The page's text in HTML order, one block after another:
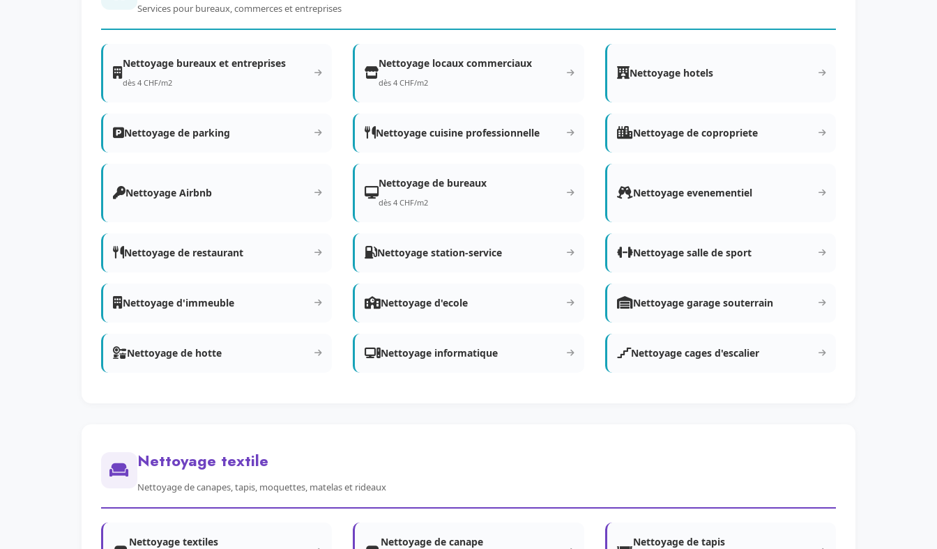
Services pour bureaux, commerces et entreprises
Nettoyage bureaux et entreprises
dès 4 CHF/m2
Nettoyage locaux commerciaux
dès 4 CHF/m2
Nettoyage hotels
Nettoyage de parking Nettoyage cuisine professionnelle Nettoyage de copropriete
Nettoyage Airbnb
Nettoyage de bureaux
dès 4 CHF/m2
Nettoyage evenementiel
Nettoyage de restaurant Nettoyage station-service Nettoyage salle de sport
Nettoyage d'immeuble Nettoyage d'ecole Nettoyage garage souterrain
Nettoyage de hotte Nettoyage informatique Nettoyage cages d'escalier
Nettoyage textile
Nettoyage de canapes, tapis, moquettes, matelas et rideaux
Nettoyage textiles Nettoyage de canape Nettoyage de tapis